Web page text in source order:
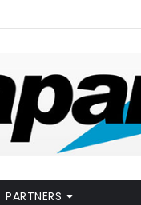
PARTNERS